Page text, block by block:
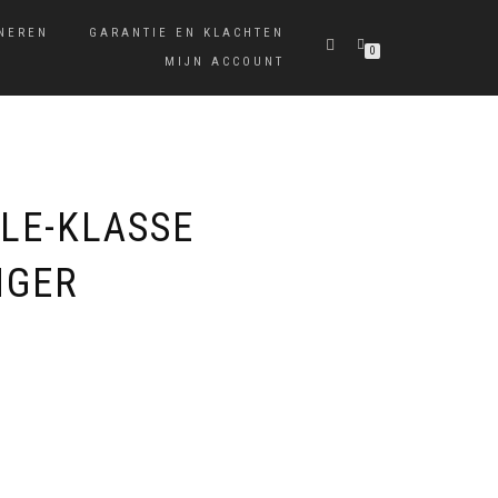
GARANTIE EN KLACHTEN
MIJN ACCOUNT
0
KLASSE